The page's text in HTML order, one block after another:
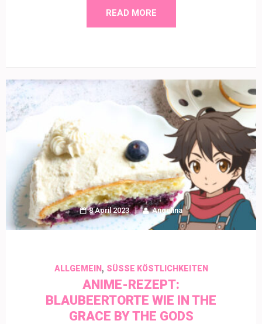
READ MORE
8 April 2023 Angelina
ALLGEMEIN, SÜSSE KÖSTLICHKEITEN
ANIME-REZEPT:
BLAUBEERTORTE WIE IN THE
GRACE BY THE GODS